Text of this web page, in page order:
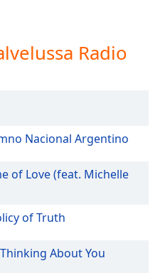
Radio
Nacional Argentino
of Love (feat. Michelle
of Truth
About You